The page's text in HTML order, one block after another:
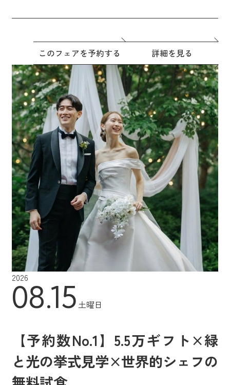
このフェアを予約する 詳細を見る
2026
08.15土曜日
【予約数No.1】5.5万ギフト×緑
と光の挙式見学×世界的シェフの